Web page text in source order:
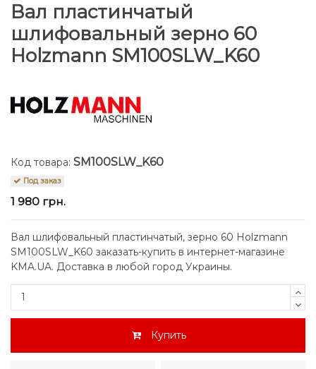
Вал пластинчатый
шлифовальный зерно 60
Holzmann SM100SLW_K60
Код товара: SM100SLW_K60
Под заказ
1 980 грн.
Вал шлифовальный пластинчатый, зерно 60 Holzmann
SM100SLW_K60 заказать-купить в интернет-магазине
KMA.UA. Доставка в любой город Украины.
Купить